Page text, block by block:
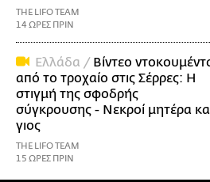
THE LIFO TEAM
14 ΩΡΕΣ ΠΡΙΝ
Ελλάδα / Βίντεο
από το τροχαίο στις Σέρρες: Η
στιγμή της σφοδρής
σύγκρουσης - Νεκροί μητέρα
γιος
THE LIFO TEAM
15 ΩΡΕΣ ΠΡΙΝ